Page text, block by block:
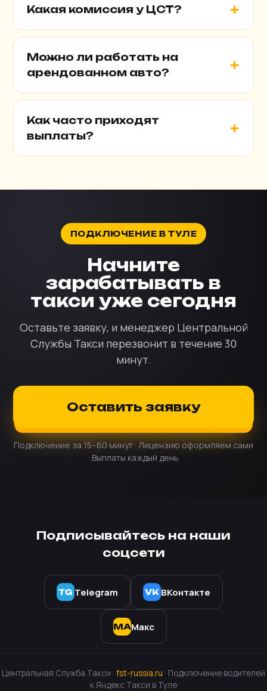
Какая комиссия у ЦСТ?
Можно ли работать на
арендованном авто?
Как часто приходят
выплаты?
ПОДКЛЮЧЕНИЕ В ТУЛЕ
Начните
зарабатывать в
такси уже сегодня
Оставьте заявку, и менеджер Центральной
Службы Такси перезвонит в течение 30
минут.
Оставить заявку
Подключение за 15–60 минут · Лицензию оформляем сами
· Выплаты каждый день
Подписывайтесь на наши
соцсети
TG Telegram VK ВКонтакте
MAXМакс
Центральная Служба Такси · fst-russia.ru · Подключение водителей
к Яндекс Такси в Туле